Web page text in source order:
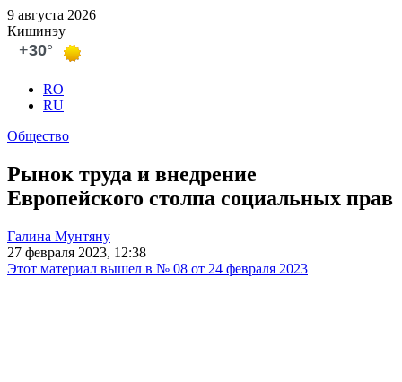
9 августа 2026
Кишинэу
RO
RU
Общество
Рынок труда и внедрение
Европейского столпа социальных прав
Галина Мунтяну
27 февраля 2023, 12:38
Этот материал вышел в № 08 от 24 февраля 2023